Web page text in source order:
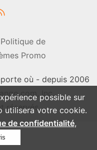
possible sur
utilisera votre cookie.
de confidentialité,
Politique de
Promo
où - depuis 2006
Inc.
réservés.